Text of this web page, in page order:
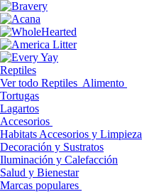
Reptiles
Ver todo Reptiles Alimento
Tortugas
Lagartos
Accesorios
Habitats Accesorios y Limpieza
Decoración y Sustratos
Iluminación y Calefacción
Salud y Bienestar
Marcas populares